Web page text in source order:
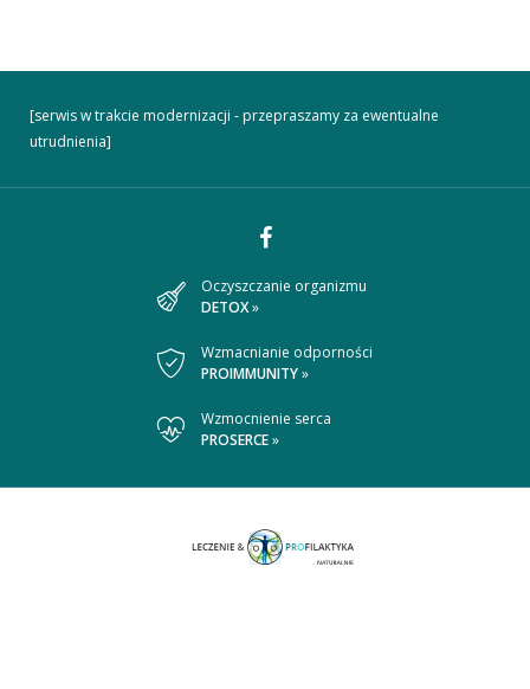
[serwis w trakcie modernizacji - przepraszamy za ewentualne
utrudnienia]
Dołącz
nas
Facebooku
Oczyszczanie organizmu
DETOX»
Wzmacnianie odporności
PROIMMUNITY»
Wzmocnienie serca
PROSERCE»